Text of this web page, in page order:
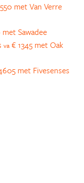
met Van Verre
met Sawadee
va € 1345 met Oak
met Fivesenses